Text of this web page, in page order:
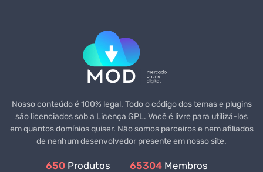
Nosso conteúdo é 100% legal. Todo o código dos temas e plugins
são licenciados sob a Licença GPL. Você é livre para utilizá-los
em quantos domínios quiser. Não somos parceiros e nem afiliados
de nenhum desenvolvedor presente em nosso site.
650 Produtos 65304 Membros